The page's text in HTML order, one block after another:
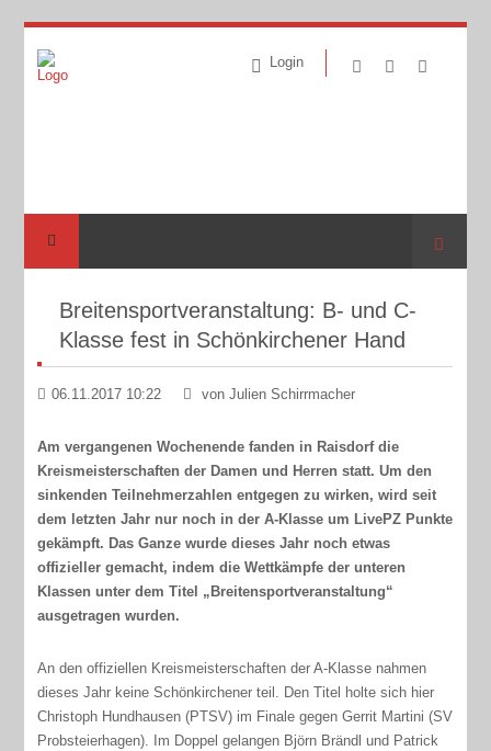
Login
Suche
Breitensportveranstaltung: B- und C-
Klasse fest in Schönkirchener Hand
06.11.2017 10:22 von Julien Schirrmacher
Am vergangenen Wochenende fanden in Raisdorf die
Kreismeisterschaften der Damen und Herren statt. Um den
sinkenden Teilnehmerzahlen entgegen zu wirken, wird seit
dem letzten Jahr nur noch in der A-Klasse um LivePZ Punkte
gekämpft. Das Ganze wurde dieses Jahr noch etwas
offizieller gemacht, indem die Wettkämpfe der unteren
Klassen unter dem Titel „Breitensportveranstaltung“
ausgetragen wurden.
An den offiziellen Kreismeisterschaften der A-Klasse nahmen
dieses Jahr keine Schönkirchener teil. Den Titel holte sich hier
Christoph Hundhausen (PTSV) im Finale gegen Gerrit Martini (SV
Probsteierhagen). Im Doppel gelangen Björn Brändl und Patrick